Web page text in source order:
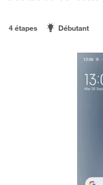
4 étapes Débutant